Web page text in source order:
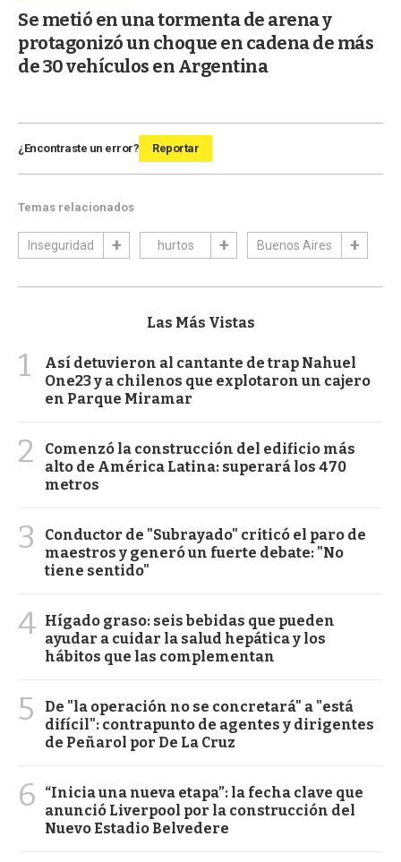
Se metió en una tormenta de arena y
protagonizó un choque en cadena de más
de 30 vehículos en Argentina
¿Encontraste un error? Reportar
Temas relacionados
Inseguridad hurtos Buenos Aires
Las Más Vistas
1
Así detuvieron al cantante de trap Nahuel
One23 y a chilenos que explotaron un cajero
en Parque Miramar
2
Comenzó la construcción del edificio más
alto de América Latina: superará los 470
metros
3
Conductor de "Subrayado" criticó el paro de
maestros y generó un fuerte debate: "No
tiene sentido"
4 Hígado graso: seis bebidas que pueden
ayudar a cuidar la salud hepática y los
hábitos que las complementan
5
De "la operación no se concretará" a "está
difícil": contrapunto de agentes y dirigentes
de Peñarol por De La Cruz
6
“Inicia una nueva etapa”: la fecha clave que
anunció Liverpool por la construcción del
Nuevo Estadio Belvedere